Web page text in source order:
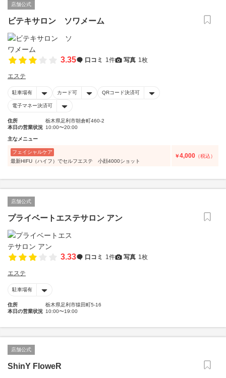
店舗公式
ビテキサロン ソワメーム
3.35 口コミ 1件 写真 1枚
エステ
駐車場有 カード可 QRコード決済可
電子マネー決済可
住所
栃木県足利市朝倉町460-2
本日の営業状況 10:00〜20:00
主なメニュー
フェイシャルケア
最新HIFU（ハイフ）でセルフエステ 小顔4000ショット
￥4,000 （税込）
店舗公式
プライベートエステサロン アン
3.33 口コミ 1件 写真 1枚
エステ
駐車場有
住所
栃木県足利市猿田町5-16
本日の営業状況 10:00〜19:00
店舗公式
ShinY FloweR